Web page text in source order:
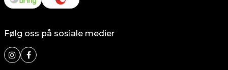
Følg oss på sosiale medier